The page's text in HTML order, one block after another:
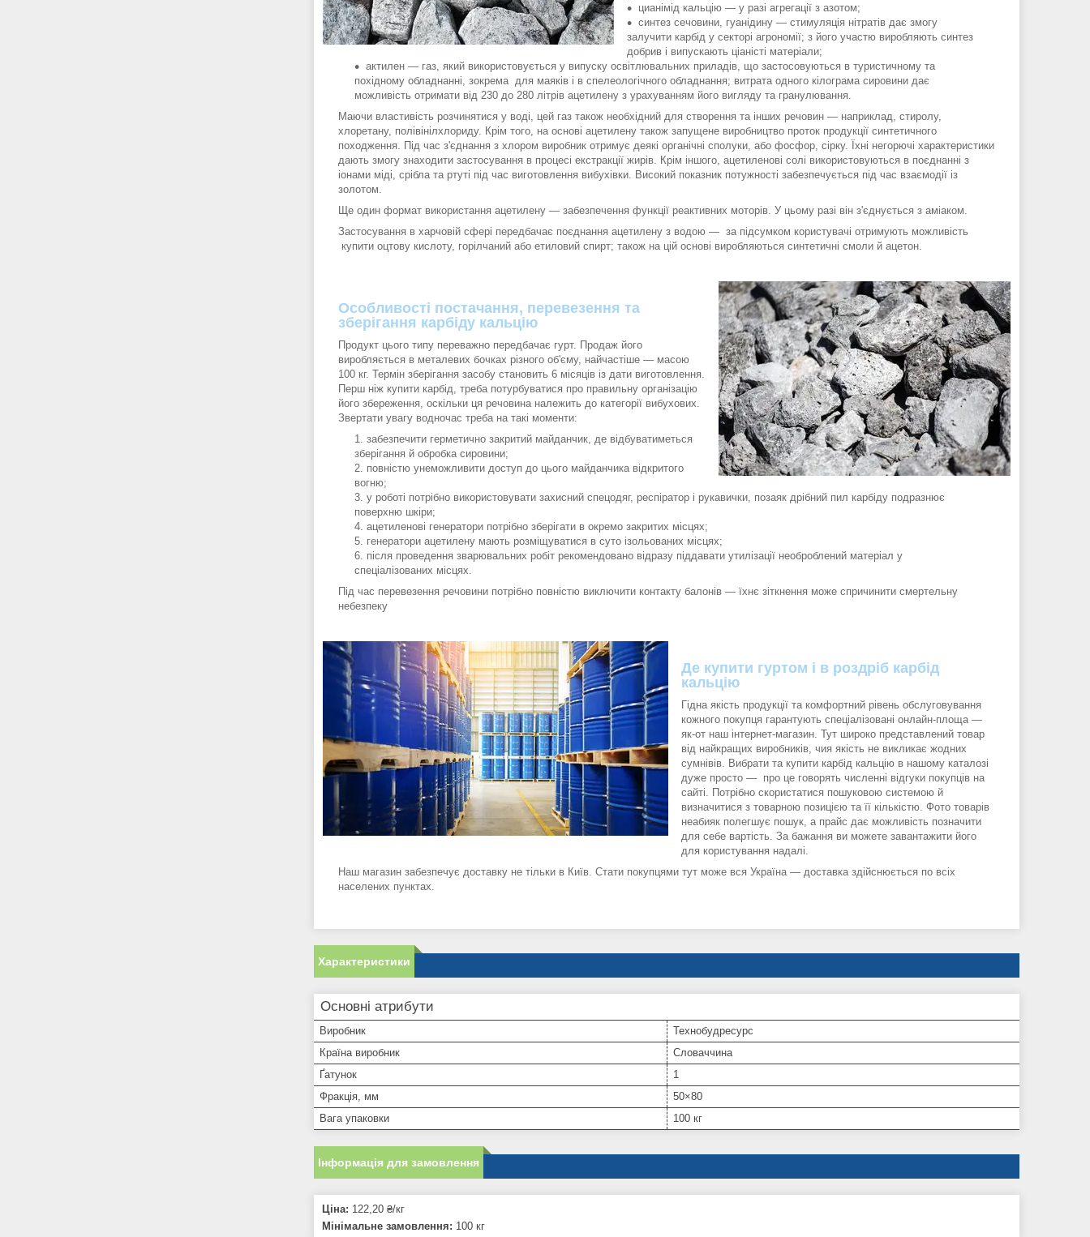
цианімід кальцію — у разі агрегації з азотом;
синтез сечовини, гуанідину — стимуляція нітратів дає змогу
залучити карбід у секторі агрономії; з його участю виробляють синтез
добрив і випускають ціаністі матеріали;
актилен — газ, який використовується у випуску освітлювальних приладів, що застосовуються в туристичному та
похідному обладнанні, зокрема для маяків і в спелеологічного обладнання; витрата одного кілограма сировини дає
можливість отримати від 230 до 280 літрів ацетилену з урахуванням його вигляду та гранулювання.
Маючи властивість розчинятися у воді, цей газ також необхідний для створення та інших речовин — наприклад, стиролу,
хлоретану, полівінілхлориду. Крім того, на основі ацетилену також запущене виробництво проток продукції синтетичного
походження. Під час з'єднання з хлором виробник отримує деякі органічні сполуки, або фосфор, сірку. Їхні негорючі характеристики
дають змогу знаходити застосування в процесі екстракції жирів. Крім іншого, ацетиленові солі використовуються в поєднанні з
іонами міді, срібла та ртуті під час виготовлення вибухівки. Високий показник потужності забезпечується під час взаємодії із
золотом.
Ще один формат використання ацетилену — забезпечення функції реактивних моторів. У цьому разі він з'єднується з аміаком.
Застосування в харчовій сфері передбачає поєднання ацетилену з водою — за підсумком користувачі отримують можливість
купити оцтову кислоту, горілчаний або етиловий спирт; також на цій основі виробляються синтетичні смоли й ацетон.
Особливості постачання, перевезення та
зберігання карбіду кальцію
Продукт цього типу переважно передбачає гурт. Продаж його
виробляється в металевих бочках різного об'єму, найчастіше — масою
100 кг. Термін зберігання засобу становить 6 місяців із дати виготовлення.
Перш ніж купити карбід, треба потурбуватися про правильну організацію
його збереження, оскільки ця речовина належить до категорії вибухових.
Звертати увагу водночас треба на такі моменти:
забезпечити герметично закритий майданчик, де відбуватиметься
зберігання й обробка сировини;
повністю унеможливити доступ до цього майданчика відкритого
вогню;
у роботі потрібно використовувати захисний спецодяг, респіратор і рукавички, позаяк дрібний пил карбіду подразнює
поверхню шкіри;
ацетиленові генератори потрібно зберігати в окремо закритих місцях;
генератори ацетилену мають розміщуватися в суто ізольованих місцях;
після проведення зварювальних робіт рекомендовано відразу піддавати утилізації необроблений матеріал у
спеціалізованих місцях.
Під час перевезення речовини потрібно повністю виключити контакту балонів — їхнє зіткнення може спричинити смертельну
небезпеку
Де купити гуртом і в роздріб карбід
кальцію
Гідна якість продукції та комфортний рівень обслуговування
кожного покупця гарантують спеціалізовані онлайн-площа —
як-от наш інтернет-магазин. Тут широко представлений товар
від найкращих виробників, чия якість не викликає жодних
сумнівів. Вибрати та купити карбід кальцію в нашому каталозі
дуже просто — про це говорять численні відгуки покупців на
сайті. Потрібно скористатися пошуковою системою й
визначитися з товарною позицією та її кількістю. Фото товарів
неабияк полегшує пошук, а прайс дає можливість позначити
для себе вартість. За бажання ви можете завантажити його
для користування надалі.
Наш магазин забезпечує доставку не тільки в Київ. Стати покупцями тут може вся Україна — доставка здійснюється по всіх
населених пунктах.
Характеристики
Основні атрибути
Виробник
Технобудресурс
Країна виробник
Словаччина
Ґатунок
1
Фракція, мм
50×80
Вага упаковки
100 кг
Інформація для замовлення
Ціна: 122,20 ₴/кг
Мінімальне замовлення: 100 кг